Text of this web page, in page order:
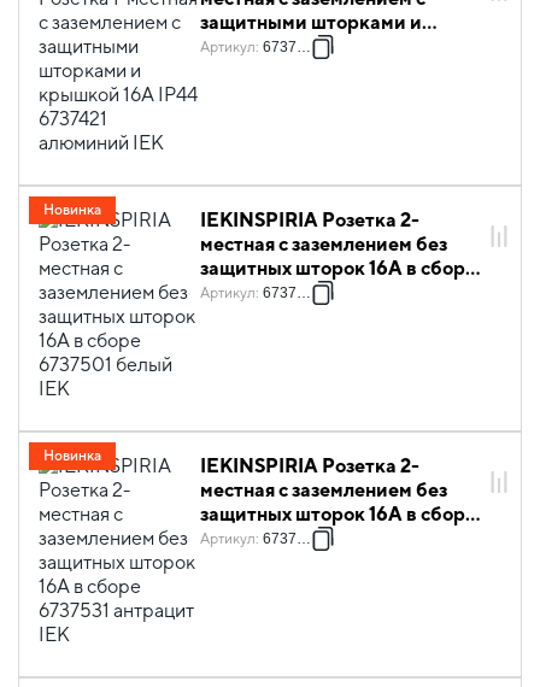
защитными шторками и
крышкой 16А IP44 6737421
Артикул: 6737421
IEKINSPIRIA Розетка 2-
местная с заземлением без
защитных шторок 16А в сборе
6737501 белый IEK
Артикул: 6737501
Новинка
IEKINSPIRIA Розетка 2-
местная с заземлением без
защитных шторок 16А в сборе
6737531 антрацит IEK
Артикул: 6737531
Новинка